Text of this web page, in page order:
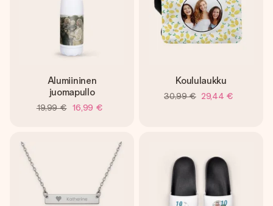
Alumiininen
juomapullo
19,99 € 16,99 €
Koululaukku
30,99 € 29,44 €